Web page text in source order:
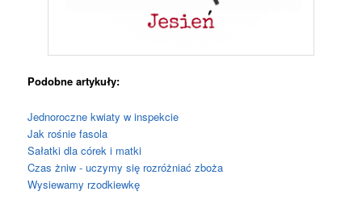
Podobne artykuły:
Jednoroczne kwiaty w inspekcie
Jak rośnie fasola
Sałatki dla córek i matki
Czas żniw - uczymy się rozróżniać zboża
Wysiewamy rzodkiewkę